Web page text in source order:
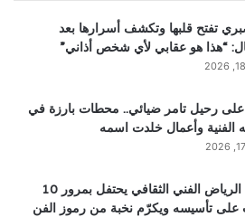
تفتح قلبها وتكشف أسرارها بعد
“هذا هو عقابي لأي شخص أذاني”
رحيل تامر ضيائي.. محطات بارزة في
الفنية وأعمال خلدت اسمه
صالون الرياض الفني الثقافي يحتفل بمرور 10
على تأسيسه ويكرّم نخبة من رموز الفن